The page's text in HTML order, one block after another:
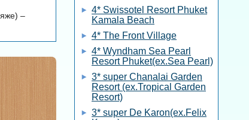
–
4* Swissotel Resort Phuket
Kamala Beach
4* The Front Village
4* Wyndham Sea Pearl
Resort Phuket(ex.Sea Pearl)
3* super Chanalai Garden
Resort (ex.Tropical Garden
Resort)
3* super De Karon(ex.Felix